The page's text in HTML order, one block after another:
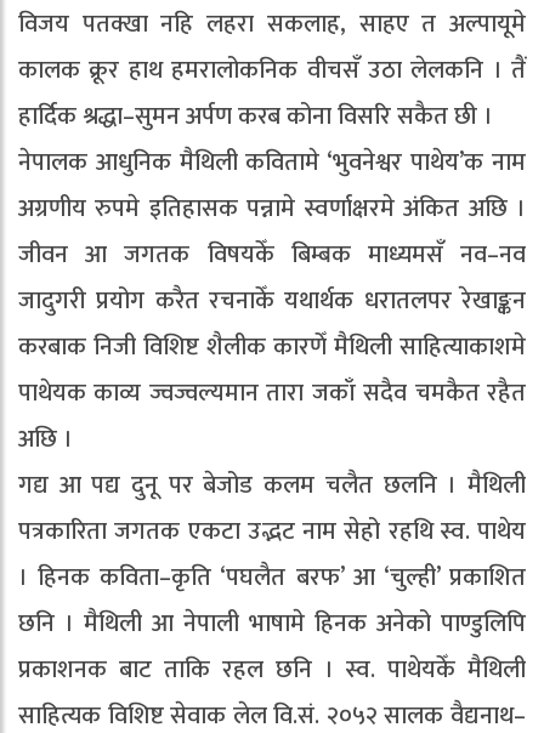
विजय पतक्खा नहि लहरा सकलाह, साहए त अल्पायूमे
कालक क्रूर हाथ हमरालोकनिक वीचसँ उठा लेलकनि । तैं
हार्दिक श्रद्धा–सुमन अर्पण करब कोना विसरि सकैत छी ।
नेपालक आधुनिक मैथिली कवितामे ‘भुवनेश्वर पाथेय’क नाम
अग्रणीय रुपमे इतिहासक पन्नामे स्वर्णाक्षरमे अंकित अछि ।
जीवन आ जगतक विषयकेँ बिम्बक माध्यमसँ नव–नव
जादुगरी प्रयोग करैत रचनाकेँ यथार्थक धरातलपर रेखाङ्कन
करबाक निजी विशिष्ट शैलीक कारणेँ मैथिली साहित्याकाशमे
पाथेयक काव्य ज्वज्वल्यमान तारा जकाँ सदैव चमकैत रहैत
अछि ।
गद्य आ पद्य दुनू पर बेजोड कलम चलैत छलनि । मैथिली
पत्रकारिता जगतक एकटा उद्भट नाम सेहो रहथि स्व. पाथेय
। हिनक कविता–कृति ‘पघलैत बरफ’ आ ‘चुल्ही’ प्रकाशित
छनि । मैथिली आ नेपाली भाषामे हिनक अनेको पाण्डुलिपि
प्रकाशनक बाट ताकि रहल छनि । स्व. पाथेयकेँ मैथिली
साहित्यक विशिष्ट सेवाक लेल वि.सं. २०५२ सालक वैद्यनाथ–